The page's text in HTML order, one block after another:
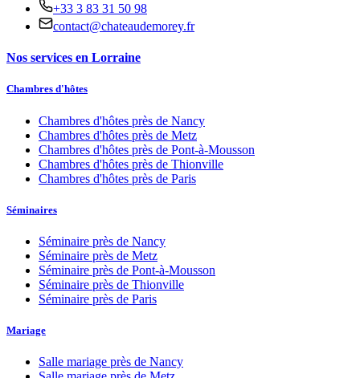
+33 3 83 31 50 98
contact@chateaudemorey.fr
Nos services en Lorraine
Chambres d'hôtes
Chambres d'hôtes près de Nancy
Chambres d'hôtes près de Metz
Chambres d'hôtes près de Pont-à-Mousson
Chambres d'hôtes près de Thionville
Chambres d'hôtes près de Paris
Séminaires
Séminaire près de Nancy
Séminaire près de Metz
Séminaire près de Pont-à-Mousson
Séminaire près de Thionville
Séminaire près de Paris
Mariage
Salle mariage près de Nancy